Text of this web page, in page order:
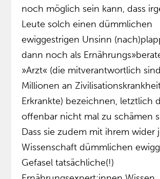
noch möglich sein kann, dass
Leute solch einen dümmlichen
ewiggestrigen Unsinn
dann noch als
»Arzt« (die mitverantwortlich
Millionen an
Erkrankte) bezeichnen, letztlich
offenbar nicht mal zu schämen
Dass sie zudem mit ihrem wider
Wissenschaft dümmlichen
Gefasel tatsächliche(!)